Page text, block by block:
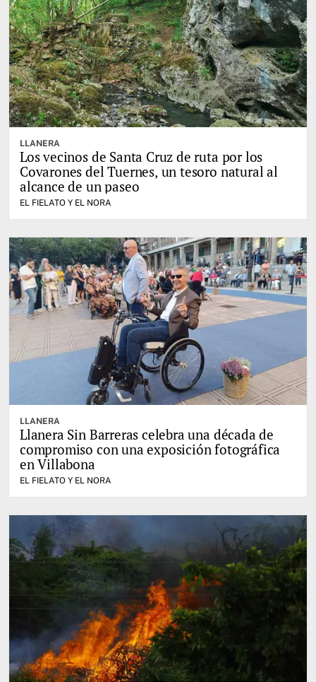
LLANERA
Los vecinos de Santa Cruz de ruta por los
Covarones del Tuernes, un tesoro natural al
alcance de un paseo
EL FIELATO Y EL NORA
LLANERA
Llanera Sin Barreras celebra una década de
compromiso con una exposición fotográfica
en Villabona
EL FIELATO Y EL NORA